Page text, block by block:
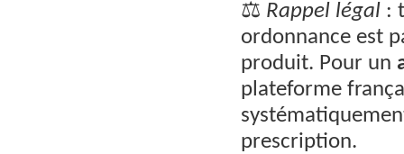
⚖️ Rappel légal :
ordonnance est
produit. Pour un
plateforme
prescription.